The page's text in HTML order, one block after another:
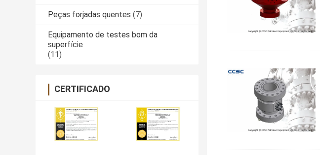
Peças forjadas quentes (7)
Equipamento de testes bom da
superfície
(11)
CERTIFICADO